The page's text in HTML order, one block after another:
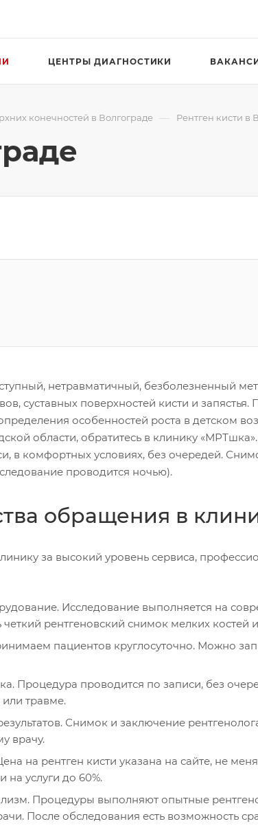
ЦЕНТРЫ ДИАГНОСТИКИ
конечностей в Волгограде — Рентген кисти в
нетравматичный, безболезненный
суставных поверхностей кисти и
особенностей роста в детском
области, обратитесь в клинику
в комфортных условиях, без очередей.
проводится ночью).
обращения в
за высокий уровень сервиса,
Исследование выполняется на
рентгеновский снимок мелких костей
пациентов круглосуточно. Можно
Процедура проводится по записи, без
травме.
Снимок и заключение
врачу.
на рентген кисти указана на сайте, не
на услуги до 60%.
Процедуры выполняют опытные
После обследования есть возможность